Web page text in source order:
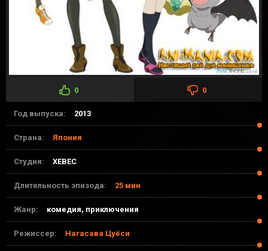
0 0
Год выпуска: 2013
Страна: Япония
Студия: XEBEC
Длительность эпизода: 25 мин
Жанр: комедия, приключения
Режиссер: Нагасава Цуёси